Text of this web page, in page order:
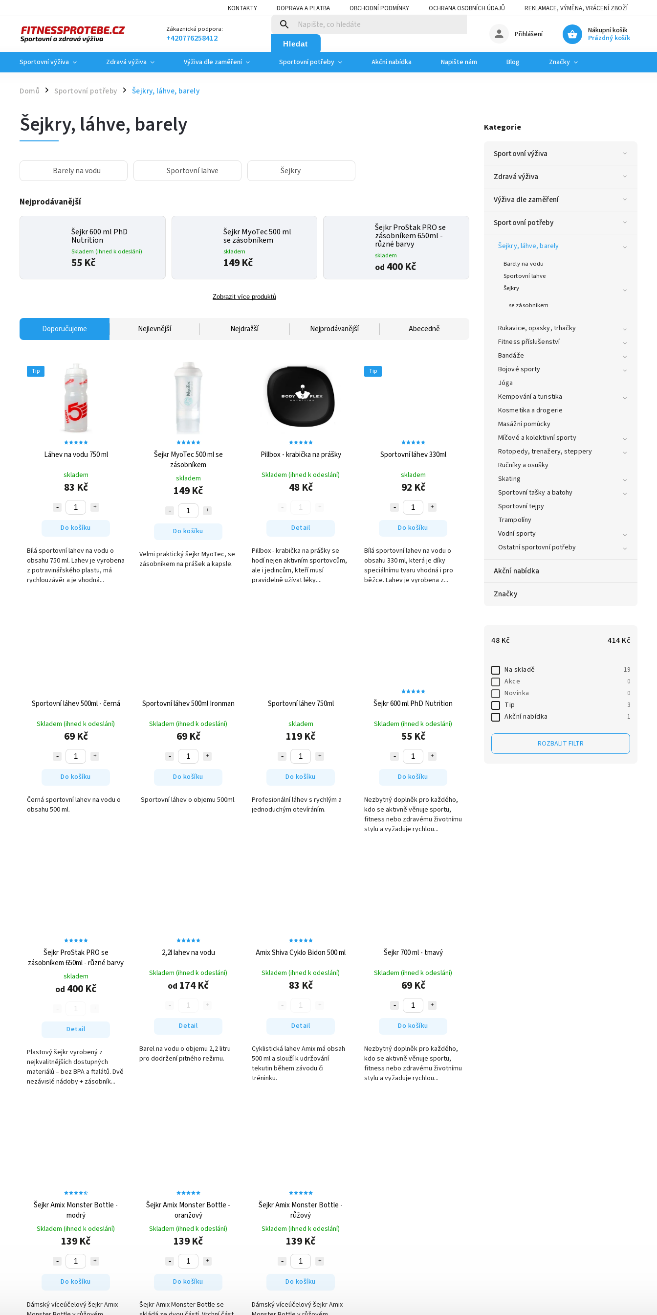
KONTAKTY DOPRAVA A PLATBA OBCHODNÍ PODMÍNKY OCHRANA OSOBNÍCH ÚDAJŮ REKLAMACE, VÝMĚNA, VRÁCENÍ ZBOŽÍ
Zákaznická podpora:
+420776258412 Hledat
Nákupní košík
Prázdný košík
Přihlášení
Sportovní výživa Zdravá výživa Výživa dle zaměření Sportovní potřeby Akční nabídka Napište nám Blog Značky
Domů / Sportovní potřeby / Šejkry, láhve, barely
Kategorie
Sportovní výživa
Zdravá výživa
Výživa dle zaměření
Sportovní potřeby
Šejkry, láhve, barely
Barely na vodu
Sportovní lahve
Šejkry
se zásobníkem
Rukavice, opasky, trhačky
Fitness příslušenství
Bandáže
Bojové sporty
Jóga
Kempování a turistika
Kosmetika a drogerie
Masážní pomůcky
Míčové a kolektivní sporty
Rotopedy, trenažery, steppery
Ručníky a osušky
Skating
Sportovní tašky a batohy
Sportovní tejpy
Trampolíny
Vodní sporty
Ostatní sportovní potřeby
Akční nabídka
Značky
48 Kč 414 Kč
Na skladě 19
Akce 0
Novinka 0
Tip 3
Akční nabídka 1
ROZBALIT FILTR
Šejkry, láhve, barely
Barely na vodu Sportovní lahve Šejkry
Nejprodávanější
Šejkr 600 ml PhD
Nutrition
Skladem (ihned k odeslání)
55 Kč
Šejkr MyoTec 500 ml
se zásobníkem
skladem
149 Kč
Šejkr ProStak PRO se
zásobníkem 650ml -
různé barvy
skladem
od 400 Kč
Zobrazit více produktů
Doporučujeme Nejlevnější Nejdražší Nejprodávanější Abecedně
Tip
Láhev na vodu 750 ml
skladem
83 Kč
Do košíku
Bílá sportovní lahev na vodu o
obsahu 750 ml. Lahev je vyrobena
z potravinářského plastu, má
rychlouzávěr a je vhodná...
Šejkr MyoTec 500 ml se
zásobníkem
skladem
149 Kč
Do košíku
Velmi praktický šejkr MyoTec, se
zásobníkem na prášek a kapsle.
Pillbox - krabička na prášky
Skladem (ihned k odeslání)
48 Kč
Detail
Pillbox - krabička na prášky se
hodí nejen aktivním sportovcům,
ale i jedincům, kteří musí
pravidelně užívat léky....
Tip
Sportovní láhev 330ml
skladem
92 Kč
Do košíku
Bílá sportovní lahev na vodu o
obsahu 330 ml, která je díky
speciálnímu tvaru vhodná i pro
běžce. Lahev je vyrobena z...
Sportovní láhev 500ml - černá
Skladem (ihned k odeslání)
69 Kč
Do košíku
Černá sportovní lahev na vodu o
obsahu 500 ml.
Sportovní láhev 500ml Ironman
Skladem (ihned k odeslání)
69 Kč
Do košíku
Sportovní láhev o objemu 500ml.
Sportovní láhev 750ml
skladem
119 Kč
Do košíku
Profesionální láhev s rychlým a
jednoduchým otevíráním.
Šejkr 600 ml PhD Nutrition
Skladem (ihned k odeslání)
55 Kč
Do košíku
Nezbytný doplněk pro každého,
kdo se aktivně věnuje sportu,
fitness nebo zdravému životnímu
stylu a vyžaduje rychlou...
Šejkr ProStak PRO se
zásobníkem 650ml - různé barvy
skladem
od 400 Kč
Detail
Plastový šejkr vyrobený z
nejkvalitnějších dostupných
materiálů – bez BPA a ftalátů. Dvě
nezávislé nádoby + zásobník...
2,2l lahev na vodu
Skladem (ihned k odeslání)
od 174 Kč
Detail
Barel na vodu o objemu 2,2 litru
pro dodržení pitného režimu.
Amix Shiva Cyklo Bidon 500 ml
Skladem (ihned k odeslání)
83 Kč
Detail
Cyklistická lahev Amix má obsah
500 ml a slouží k udržování
tekutin během závodu či
tréninku.
Šejkr 700 ml - tmavý
Skladem (ihned k odeslání)
69 Kč
Do košíku
Nezbytný doplněk pro každého,
kdo se aktivně věnuje sportu,
fitness nebo zdravému životnímu
stylu a vyžaduje rychlou...
Šejkr Amix Monster Bottle -
modrý
Skladem (ihned k odeslání)
139 Kč
Do košíku
Dámský víceúčelový šejkr Amix
Šejkr Amix Monster Bottle -
oranžový
Skladem (ihned k odeslání)
139 Kč
Do košíku
Šejkr Amix Monster Bottle se
Šejkr Amix Monster Bottle -
růžový
Skladem (ihned k odeslání)
139 Kč
Do košíku
Dámský víceúčelový šejkr Amix